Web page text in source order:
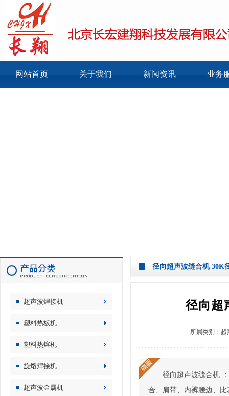
网站首页 关于我们 新闻资讯 业务
超声波焊接机
塑料热板机
塑料热熔机
旋熔焊接机
超声波金属机
径向超声波缝合机 30K
径向超
所属类别： 超
径向超声波缝合机
合、肩带、内裤腰边、